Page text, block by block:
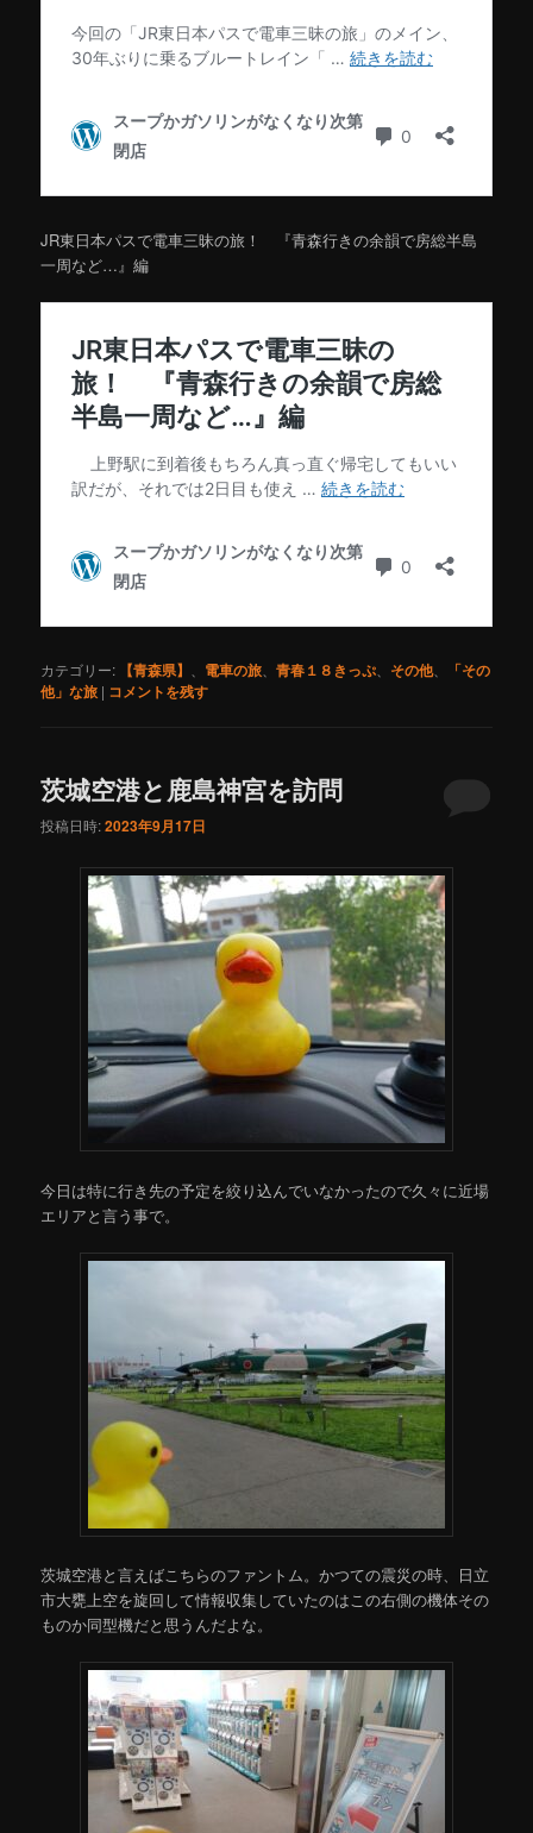
JR東日本パスで電車三昧の旅！ 『青森行きの余韻で房総半島
一周など…』編
カテゴリー: 【青森県】 電車の旅 、青春１８きっぷ その他、
「その
他」な旅 | コメントを残す
茨城空港と鹿島神宮を訪問
投稿日時:2023年9月17日
今日は特に行き先の予定を絞り込んでいなかったので久々に近場
エリアと言う事で。
茨城空港と言えばこちらのファントム。かつての震災の時、日立
市大甕上空を旋回して情報収集していたのはこの右側の機体その
ものか同型機だと思うんだよな。